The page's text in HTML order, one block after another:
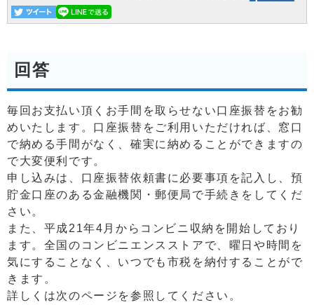
回答
毎回お支払い頂くお手間を取らせない口座振替をお勧
めいたします。口座振替をご利用いただければ、窓口
で納める手間がなく、確実に納めることができますの
で大変便利です。
申し込みは、口座振替依頼書に必要事項を記入し、預
貯金口座のある金融機関・郵便局で手続きをしてくだ
さい。
また、平成21年4月からコンビニ収納を開始しており
ます。全国のコンビニエンスストアで、曜日や時間を
気にすることなく、いつでも市税を納付することがで
きます。
詳しくは次のページを参照してください。